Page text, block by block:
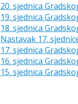
20. sjednica
19. sjednica
18. sjednica
Nastavak 17.
17. sjednica
16. sjednica
15. sjednica